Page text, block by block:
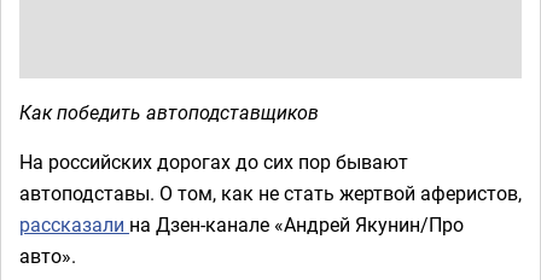
Как победить автоподставщиков
На российских дорогах до сих пор бывают
автоподставы. О том, как не стать жертвой аферистов,
рассказали на Дзен-канале «Андрей Якунин/Про
авто».